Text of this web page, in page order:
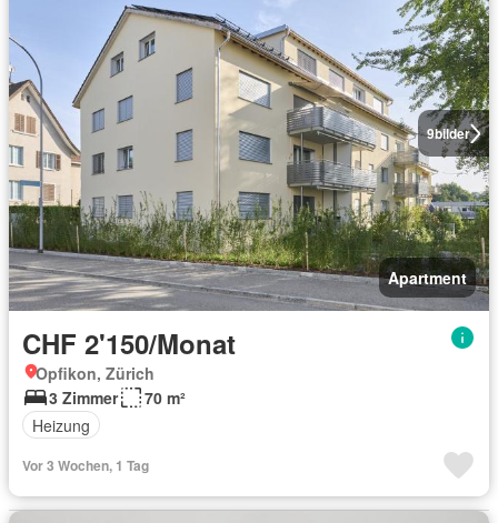
9bilder
Apartment
CHF 2'150/Monat
Opfikon, Zürich
3 Zimmer
70 m²
Heizung
Vor 3 Wochen, 1 Tag